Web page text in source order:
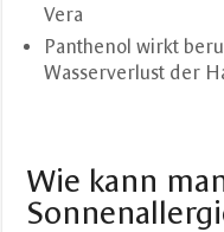
Vera
Panthenol wirkt
Wasserverlust der
Wie kann